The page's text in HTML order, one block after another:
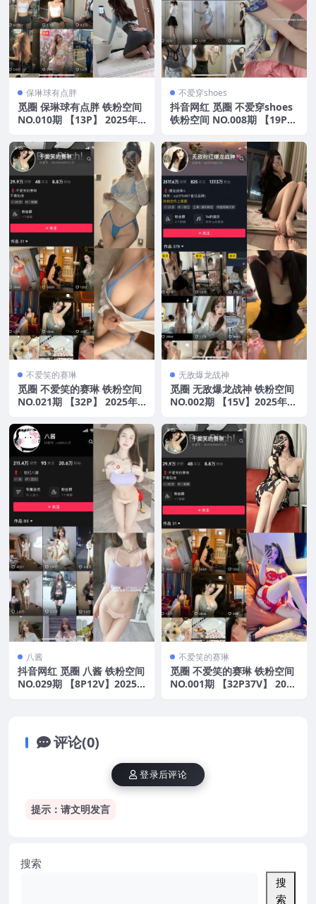
保琳球有点胖
觅圈 保琳球有点胖 铁粉空间
NO.010期 【13P】 2025年
不爱穿shoes
抖音网红 觅圈 不爱穿shoes
铁粉空间 NO.008期 【19P3
不爱笑的赛琳
觅圈 不爱笑的赛琳 铁粉空间
NO.021期 【32P】 2025年
无敌爆龙战神
觅圈 无敌爆龙战神 铁粉空间
NO.002期 【15V】2025年最
八酱
抖音网红 觅圈 八酱 铁粉空间
NO.029期 【8P12V】2025
不爱笑的赛琳
觅圈 不爱笑的赛琳 铁粉空间
NO.001期 【32P37V】 2025
评论(0)
提示：请文明发言
登录后评论
搜索
搜
索